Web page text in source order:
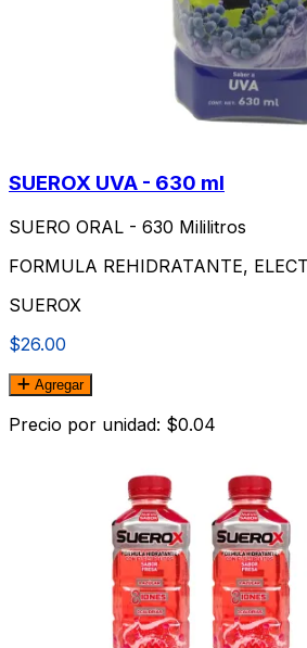
SUEROX UVA - 630 ml
SUERO ORAL - 630 Mililitros
FORMULA REHIDRATANTE,
SUEROX
$26.00
Agregar
Precio por unidad: $0.04